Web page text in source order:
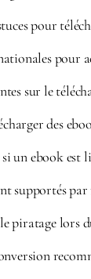
pour
pour
sur le
des
un ebook est
supportés par
piratage lors